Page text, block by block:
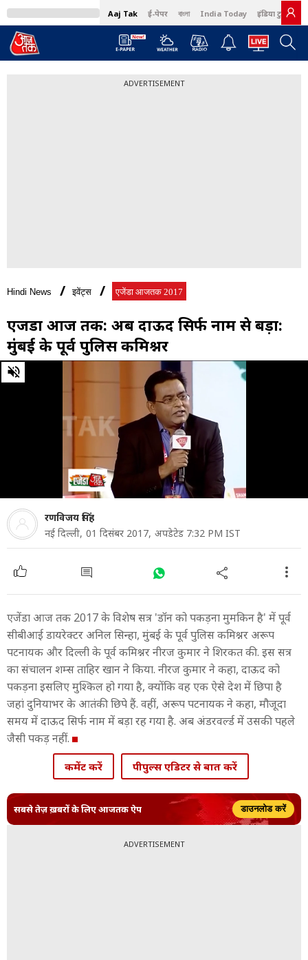
Aaj Tak ई-पेपर বাংলা India Today इंडिया टुडे हिंदी
ADVERTISEMENT
Hindi News इवेंट्स एजेंडा आजतक 2017
एजेंडा आज तक: अब दाऊद सिर्फ नाम से बड़ा:
मुंबई के पूर्व पुलिस कमिश्नर
0
of
रणविजय सिंह
नई द‍िल्ली, 01 दिसंबर 2017, अपडेटेड 7:32 PM IST
एजेंडा आज तक 2017 के विशेष सत्र 'डॉन को पकड़ना मुमकिन है' में पूर्व
सीबीआई डायरेक्टर अनिल सिन्हा, मुंबई के पूर्व पुलिस कमिश्नर अरूप
पटनायक और दिल्ली के पूर्व कमिश्नर नीरज कुमार ने शिरकत की. इस सत्र
का संचालन शम्स ताहिर खान ने किया. नीरज कुमार ने कहा, दाऊद को
पकड़ना इसलिए मुश्किल हो गया है, क्योंकि वह एक ऐसे देश में छिपा है
जहां दुनियाभर के आतंकी छिपे हैं. वहीं, अरूप पटनायक ने कहा, मौजूदा
समय में दाऊद सिर्फ नाम में बड़ा रह गया है. अब अंडरवर्ल्ड में उसकी पहले
जैसी पकड़ नहीं.
कमेंट करें पीपुल्स एडिटर से बात करें
सबसे तेज़ ख़बरों के लिए आजतक ऐप डाउनलोड करें
ADVERTISEMENT